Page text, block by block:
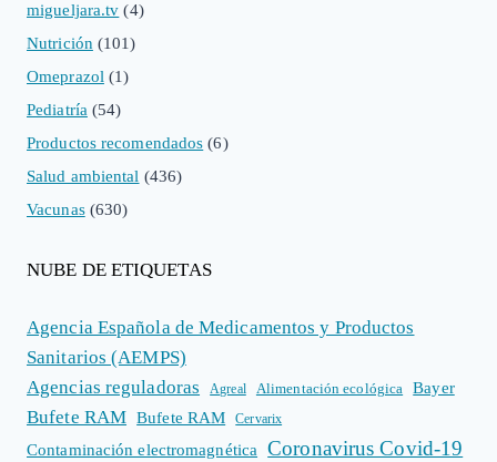
migueljara.tv (4)
Nutrición (101)
Omeprazol (1)
Pediatría (54)
Productos recomendados (6)
Salud ambiental (436)
Vacunas(630)
NUBE DE ETIQUETAS
Agencia Española de Medicamentos y Productos
Sanitarios (AEMPS)
Agencias reguladoras
Agreal Alimentación ecológica Bayer
Bufete RAM Bufete RAM Cervarix
Contaminación electromagnética Coronavirus Covid-19